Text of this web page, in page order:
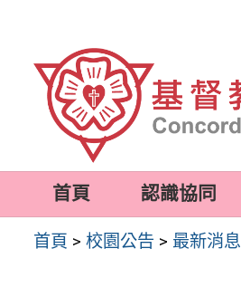
容
首頁 認識協同
首頁 >校園公告 > 最新消息